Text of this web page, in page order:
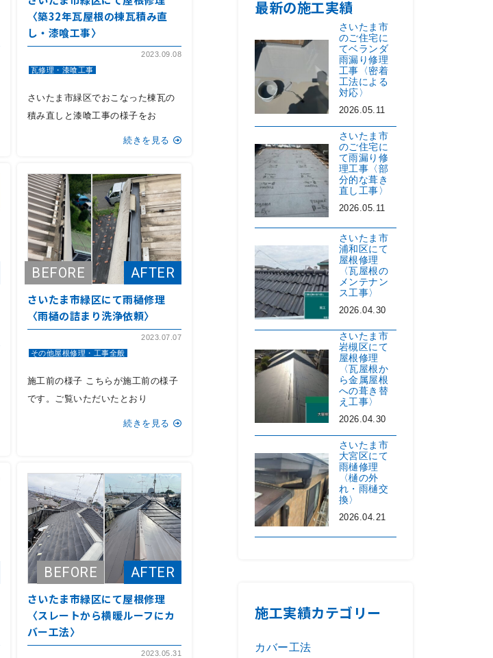
〈築32年瓦屋根の棟瓦積み直
し・漆喰工事〉
2023.09.08
瓦修理・漆喰工事
さいたま市緑区でおこなった棟瓦の
積み直しと漆喰工事の様子をお
続きを見る
さいたま市緑区にて雨樋修理
〈雨樋の詰まり洗浄依頼〉
2023.07.07
その他屋根修理・工事全般
施工前の様子 こちらが施工前の様子
です。ご覧いただいたとおり
続きを見る
さいたま市緑区にて屋根修理
〈スレートから横暖ルーフにカ
バー工法〉
2023.05.31
最新の施工実績
さいたま市
のご住宅に
てベランダ
雨漏り修理
工事〈密着
工法による
対応〉
2026.05.11
さいたま市
のご住宅に
て雨漏り修
理工事〈部
分的な葺き
直し工事〉
2026.05.11
さいたま市
浦和区にて
屋根修理
〈瓦屋根の
メンテナン
ス工事〉
2026.04.30
さいたま市
岩槻区にて
屋根修理
〈瓦屋根か
ら金属屋根
への葺き替
え工事〉
2026.04.30
さいたま市
大宮区にて
雨樋修理
〈樋の外
れ・雨樋交
換〉
2026.04.21
施工実績カテゴリー
カバー工法